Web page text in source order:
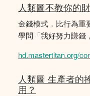
人類圖不教你的
金錢模式，比行為重
學問「我好努力賺錢
hd.mastertitan.org/
人類圖 生產者的
用？